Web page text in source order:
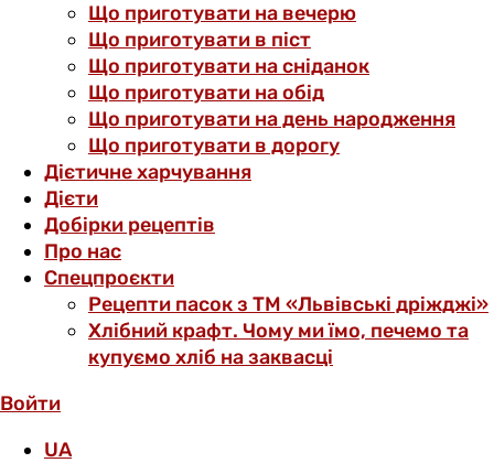
Що приготувати на вечерю
Що приготувати в піст
Що приготувати на сніданок
Що приготувати на обід
Що приготувати на день народження
Що приготувати в дорогу
Дієтичне харчування
Дієти
Добірки рецептів
Про нас
Спецпроєкти
Рецепти пасок з ТМ «Львівські дріжджі»
Хлібний крафт. Чому ми їмо, печемо та
купуємо хліб на заквасці
Войти
UA